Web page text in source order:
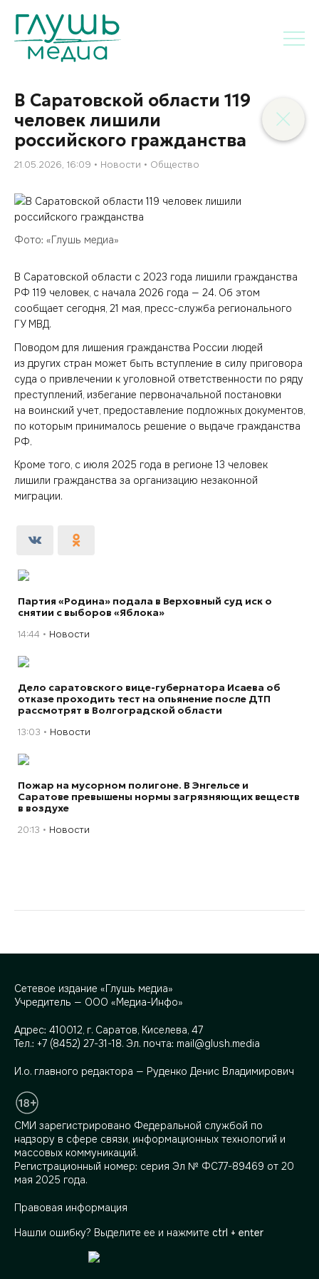
В Саратовской области 119
человек лишили
российского гражданства
21.05.2026, 16:09 Новости Общество
Фото: «Глушь медиа»
В Саратовской области с 2023 года лишили гражданства
РФ 119 человек, с начала 2026 года — 24. Об этом
сообщает сегодня, 21 мая, пресс-служба регионального
ГУ МВД.
Поводом для лишения гражданства России людей
из других стран может быть вступление в силу приговора
суда о привлечении к уголовной ответственности по ряду
преступлений, избегание первоначальной постановки
на воинский учет, предоставление подложных документов,
по которым принималось решение о выдаче гражданства
РФ.
Кроме того, с июля 2025 года в регионе 13 человек
лишили гражданства за организацию незаконной
миграции.
Партия «Родина» подала в Верховный суд иск о
снятии с выборов «Яблока»
14:44 Новости
Дело саратовского вице-губернатора Исаева об
отказе проходить тест на опьянение после ДТП
рассмотрят в Волгоградской области
13:03 Новости
Пожар на мусорном полигоне. В Энгельсе и
Саратове превышены нормы загрязняющих веществ
в воздухе
20:13 Новости
Сетевое издание «Глушь медиа»
Учредитель — ООО «Медиа-Инфо»
Адрес: 410012, г. Саратов, Киселева, 47
Тел.: +7 (8452) 27-31-18. Эл. почта: mail@glush.media
И.о. главного редактора — Руденко Денис Владимирович
СМИ зарегистрировано Федеральной службой по
надзору в сфере связи, информационных технологий и
массовых коммуникаций.
Регистрационный номер: серия Эл № ФС77-89469 от 20
мая 2025 года.
Правовая информация
Нашли ошибку? Выделите ее и нажмите ctrl + enter